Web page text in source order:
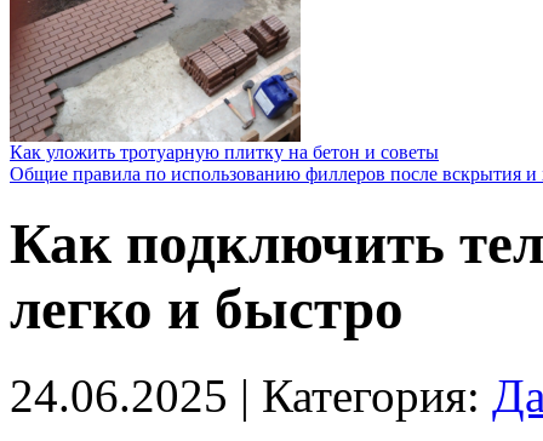
Как уложить тротуарную плитку на бетон и советы
Общие правила по использованию филлеров после вскрытия и
Как подключить
легко и быстро
24.06.2025 | Категория: